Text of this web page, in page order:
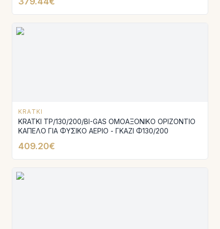
KRATKI
KRATKI TP/130/200/BI-GAS ΟΜΟΑΞΟΝΙΚΟ ΟΡΙΖΟΝΤΙΟ
ΚΑΠΕΛΟ ΓΙΑ ΦΥΣΙΚΟ ΑΕΡΙΟ - ΓΚΑΖΙ Φ130/200
409.20€